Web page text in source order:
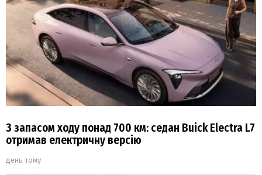
З запасом ходу понад 700 км: седан Buick Electra L7
отримав електричну версію
день тому